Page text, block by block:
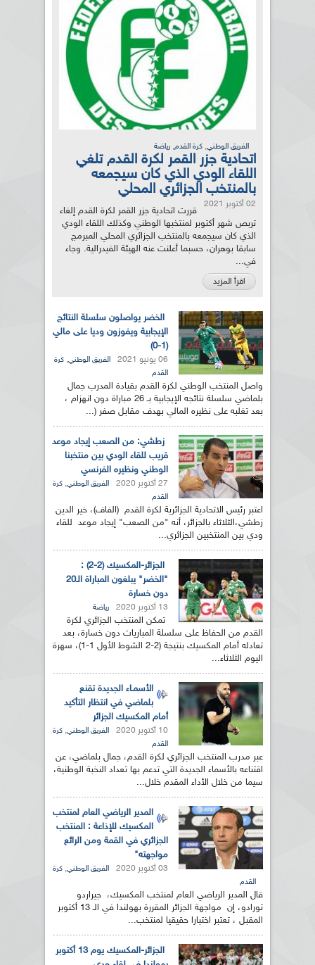
الفريق الوطني, كرة القدم, رياضة
اتحادية جزر القمر لكرة القدم تلغي
اللقاء الودي الذي كان سيجمعه
بالمنتخب الجزائري المحلي
02 أكتوبر 2021
قررت اتحادية جزر القمر لكرة القدم إلغاء
تربص شهر أكتوبر لمنتخبها الوطني وكذلك اللقاء الودي
الذي كان سيجمعه بالمنتخب الجزائري المحلي المبرمج
سابقا بوهران، حسبما أعلنت عنه الهيئة الفيدرالية. وجاء
في...
اقرأ المزيد
الخضر يواصلون سلسلة النتائج
الإيجابية ويفوزون وديا على مالي
(1-0)
06 يونيو 2021 الفريق الوطني, كرة
القدم
واصل المنتخب الوطني لكرة القدم بقيادة المدرب جمال
بلماضي سلسلة نتائجه الإيجابية بـ 26 مباراة دون انهزام ،
بعد تغلبه على نظيره المالي بهدف مقابل صفر (...
زطشي: من الصعب إيجاد موعد
قريب للقاء الودي بين منتخبنا
الوطني ونظيره الفرنسي
27 أكتوبر 2020 الفريق الوطني, كرة
القدم
اعتبر رئيس الاتحادية الجزائرية لكرة القدم (الفاف)، خير الدين
زطشي،الثلاثاء بالجزائر، أنه "من الصعب" إيجاد موعد للقاء
ودي بين المنتخبين الجزائري...
الجزائر-المكسيك (2-2) :
"الخضر" يبلغون المباراة الـ20
دون خسارة
13 أكتوبر 2020 رياضة
تمكن المنتخب الجزائري لكرة
القدم من الحفاظ على سلسلة المباريات دون خسارة، بعد
تعادله أمام المكسيك بنتيجة (2-2 الشوط الأول 1-1)، سهرة
اليوم الثلاثاء...
الأسمـاء الجديدة تقنع
بلماضي في انتظار التأكيد
أمام المكسيك الجزائر
10 أكتوبر 2020 الفريق الوطني, كرة
القدم
عبر مدرب المنتخب الجزائري لكرة القدم، جمال بلماضي، عن
اقتناعه بالأسماء الجديدة التي تدعم بها تعداد النخبة الوطنية،
سيما من خلال الأداء المقدم خلال...
المدير الرياضي العام لمنتخب
المكسيك للإذاعة : المنتخب
الجزائري في القمة ومن الرائع
مواجهته"
03 أكتوبر 2020 الفريق الوطني, كرة
القدم
قال المدير الرياضي العام لمنتخب المكسيك، جيراردو
تورادو، إن مواجهة الجزائر المقررة بهولندا في الـ 13 أكتوبر
المقبل ، تعتبر اختبارا حقيقيا لمنتخب...
الجزائر-المكسيك يوم 13 أكتوبر